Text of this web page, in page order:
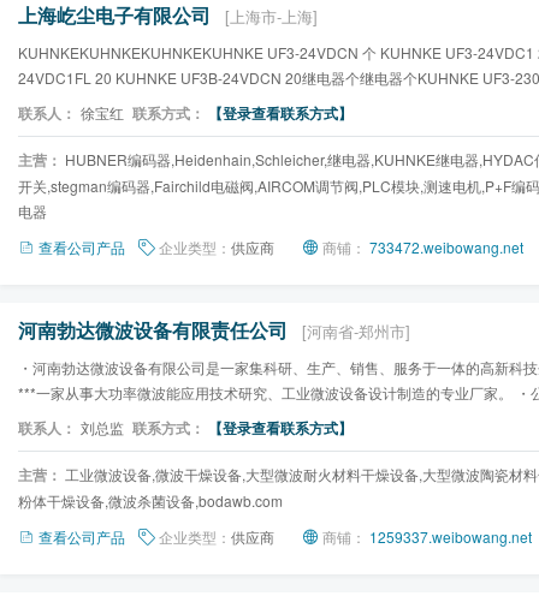
上海屹尘电子有限公司 [上海市-上海]
KUHNKEKUHNKEKUHNKEKUHNKE UF3-24VDCN 个 KUHNKE UF3-
24VDC1FL 20 KUHNKE UF3B-24VDCN 20继电器个继电器个KUHNKE UF3-
继电器个继电器个继电器个继电器1-24VDC 20KUHNKE 10...
联系人： 徐宝红 联系方式： 【登录查看联系方式】
主营： HUBNER编码器,Heidenhain,Schleicher,继电器,KUHNKE继电器
开关,stegman编码器,Fairchild电磁阀,AIRCOM调节阀,PLC模块,测速电机,P+F编
电器
查看公司产品
企业类型： 供应商 商铺： 733472.weibowang.net
河南勃达微波设备有限责任公司 [河南省-郑州市]
・河南勃达微波设备有限公司是一家集科研、生产、销售、服务于一体的高新科
***一家从事大功率微波能应用技术研究、工业微波设备设计制造的专业厂家。 ・
广泛应用于冶金、化...
联系人： 刘总监 联系方式： 【登录查看联系方式】
主营： 工业微波设备,微波干燥设备,大型微波耐火材料干燥设备,大型微波陶瓷材
粉体干燥设备,微波杀菌设备,bodawb.com
查看公司产品
企业类型： 供应商 商铺： 1259337.weibowang.net